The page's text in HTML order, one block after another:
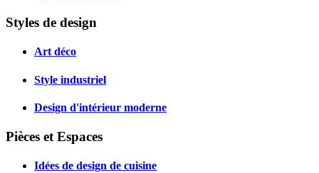
Styles de design
Art déco
Style industriel
Design d'intérieur moderne
Pièces et Espaces
Idées de design de cuisine